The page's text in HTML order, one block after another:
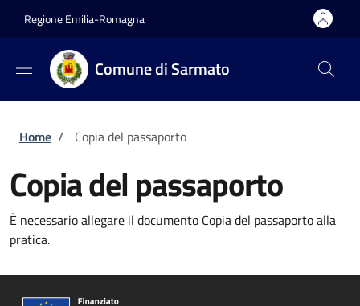
Regione Emilia-Romagna
Comune di Sarmato
Briciole di pane
Home / Copia del passaporto
Copia del passaporto
È necessario allegare il documento Copia del passaporto alla
pratica.